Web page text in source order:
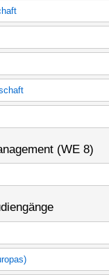
2007)
ab WS 06/07)
ab WS 11/12)
(WE 8)